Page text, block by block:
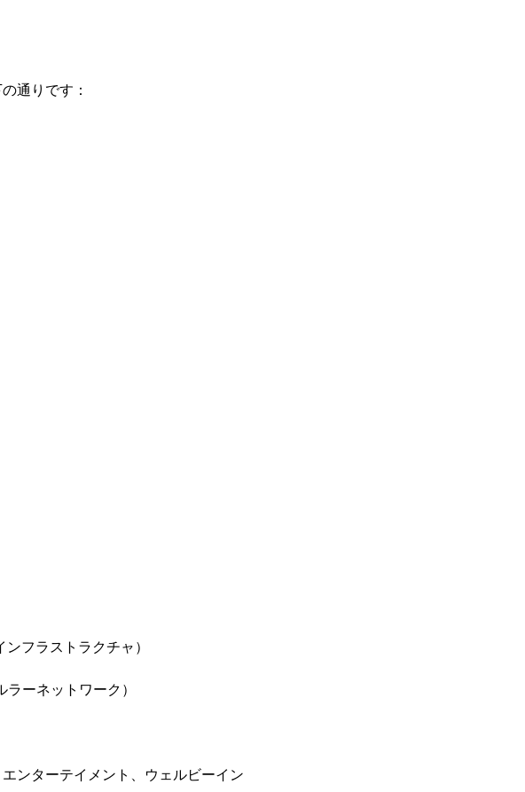
通りです：
フラストラクチャ）
ーネットワーク）
ンターテイメント、ウェルビーイン